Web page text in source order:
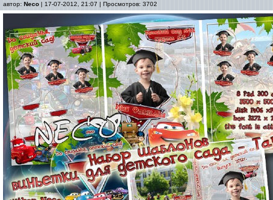
автор: Neco | 17-07-2012, 21:07 | Просмотров: 3702